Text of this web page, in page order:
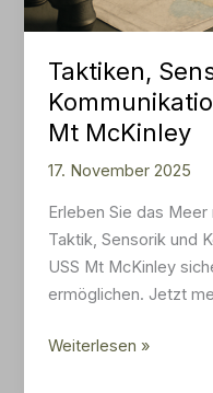
Taktiken,
Mt McKinley
17. November 2025
Erleben Sie das
Taktik, Sensorik und
USS Mt McKinley
ermöglichen. Jetzt
Taktiken,
Weiterlesen »